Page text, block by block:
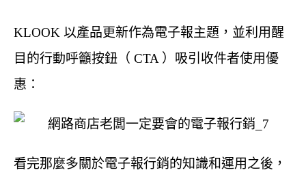
KLOOK 以產品更新作為電子報主題，並利用醒
目的行動呼籲按鈕（ CTA ）吸引收件者使用優
惠：
看完那麼多關於電子報行銷的知識和運用之後，